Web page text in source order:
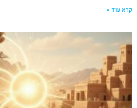
קרא עוד »